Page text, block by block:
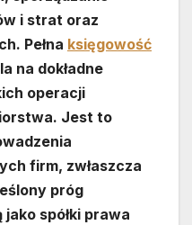
i strat oraz
Pełna księgowość
na dokładne
operacji
Jest to
firm, zwłaszcza
próg
spółki prawa